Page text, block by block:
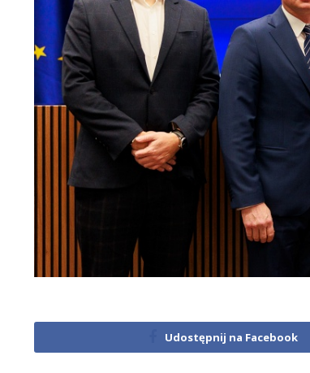
Udostępnij na Facebook